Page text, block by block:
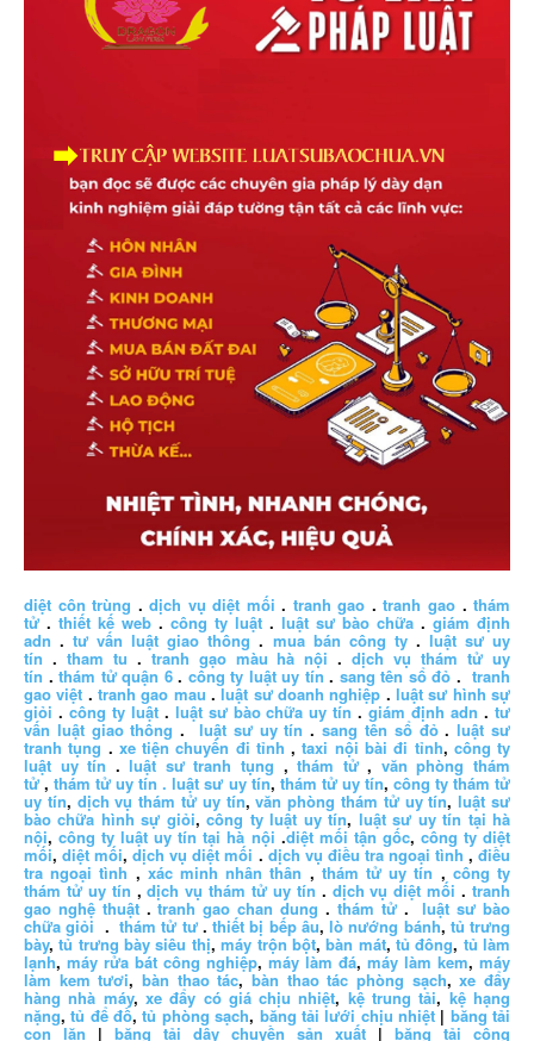
diệt côn trùng .dịch vụ diệt mối . tranh gao .tranh gao .thám
tử. thiết kế web . công ty luật . luật sư bào chữa .giám định
adn .tư vấn luật giao thông. mua bán công ty. luật sư uy
tín . tham tu .tranh gạo màu hà nội .dịch vụ thám tử uy
tín .thám tử quận 6. công ty luật uy tín . sang tên sổ đỏ .tranh
gao việt .tranh gao mau .luật sư doanh nghiệp .luật sư hình sự
giỏi . công ty luật. luật sư bào chữa uy tín .giám định adn .tư
vấn luật giao thông .luật sư uy tín .sang tên sổ đỏ.luật sư
tranh tụng . xe tiện chuyến đi tỉnh ,taxi nội bài đi tỉnh, công ty
luật uy tín .luật sư tranh tụng ,thám tử, văn phòng thám
tử,thám tử uy tín . luật sư uy tín, thám tử uy tín, công ty thám tử
uy tín, dịch vụ thám tử uy tín,văn phòng thám tử uy tín,luật sư
bào chữa hình sự giỏi,công ty luật uy tín, luật sư uy tín tại hà
nội,công ty luật uy tín tại hà nội .diệt mối tận gốc, công ty diệt
mối,diệt mối,dịch vụ diệt mối .dịch vụ điều tra ngoại tình ,điều
tra ngoại tình ,xác minh nhân thân ,thám tử uy tín , công ty
thám tử uy tín ,dịch vụ thám tử uy tín . dịch vụ diệt mối .tranh
gao nghệ thuật.tranh gao chan dung . thám tử.luật sư bào
chữa giỏi .thám tử tư.thiết bị bếp âu,lò nướng bánh, tủ trưng
bày,tủ trưng bày siêu thị,máy trộn bột,bàn mát,tủ đông, tủ làm
lạnh, máy rửa bát công nghiệp, máy làm đá, máy làm kem, máy
làm kem tươi,bàn thao tác,bàn thao tác phòng sạch,xe đẩy
hàng nhà máy, xe đẩy có giá chịu nhiệt, kệ trung tải, kệ hạng
nặng,tủ để đồ,tủ phòng sạch, băng tải lưới chịu nhiệt| băng tải
con lăn | băng tải dây chuyền sản xuất | băng tải công